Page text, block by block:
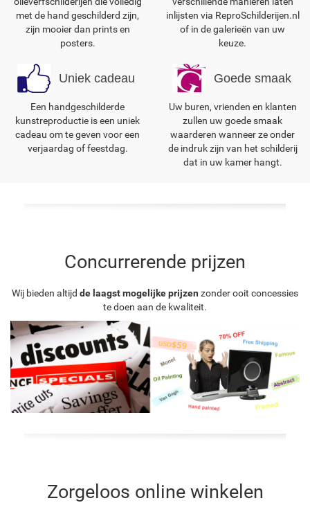
met de hand geschilderd zijn,
zijn mooier dan prints en
posters.
inlijsten via ReproSchilderijen.nl
of in de galerieën van uw
keuze.
Uniek cadeau
Een handgeschilderde
kunstreproductie is een uniek
cadeau om te geven voor een
verjaardag of feestdag.
Goede smaak
Uw buren, vrienden en klanten
zullen uw goede smaak
waarderen wanneer ze onder
de indruk zijn van het schilderij
dat in uw kamer hangt.
Concurrerende prijzen
Wij bieden altijd de laagst mogelijke prijzen zonder ooit concessies
te doen aan de kwaliteit.
Zorgeloos online winkelen